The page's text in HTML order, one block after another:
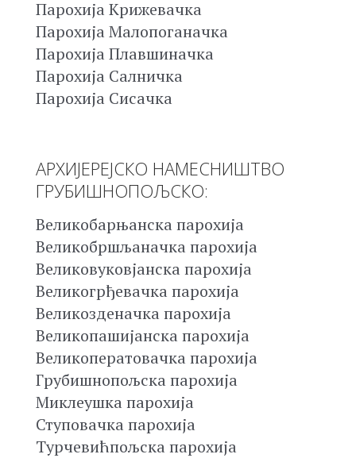
Парохија Крижевачка
Парохија Малопоганачка
Парохија Плавшиначка
Парохија Салничка
Парохија Сисачка
АРХИЈЕРЕЈСКО НАМЕСНИШТВО
ГРУБИШНОПОЉСКО:
Великобарњанска парохија
Великобршљаначка парохија
Великовуковјанска парохија
Великогрђевачка парохија
Великозденачка парохија
Великопашијанска парохија
Великоператовачка парохија
Грубишнопољска парохија
Миклеушка парохија
Ступовачка парохија
Турчевићпољска парохија